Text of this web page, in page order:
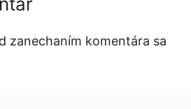
zanechaním komentára sa